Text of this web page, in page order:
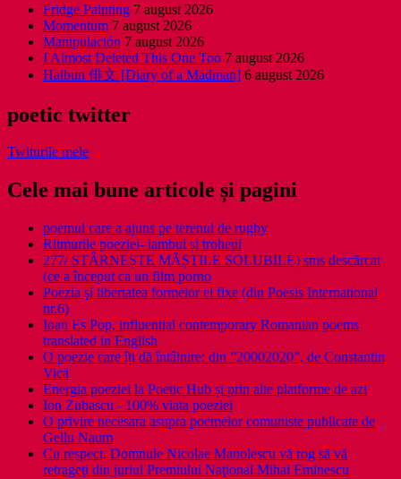
Fridge Painting 7 august 2026
Momentum 7 august 2026
Manipulación 7 august 2026
I Almost Deleted This One Too 7 august 2026
Haibun 俳文 [Diary of a Madman] 6 august 2026
poetic twitter
Twiturile mele
Cele mai bune articole și pagini
poemul care a ajuns pe terenul de rugby
Ritmurile poeziei- iambul și troheul
277/ STÂRNEȘTE MĂȘTILE SOLUBILE) sms descărcat
(ce a început ca un film porno
Poezia şi libertatea formelor ei fixe (din Poesis International
nr.6)
Ioan Es Pop, influential contemporary Romanian poems
translated in English
O poezie care îți dă întâlnire: din ”20002020”, de Constantin
Vică
Energia poeziei la Poetic Hub și prin alte platforme de azi
Ion Zubascu - 100% viata poeziei
O privire necesara asupra poemelor comuniste publicate de
Gellu Naum
Cu respect, Domnule Nicolae Manolescu vă rog să vă
retrageţi din juriul Premiului Naţional Mihai Eminescu